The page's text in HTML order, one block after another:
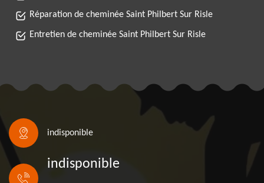
Réparation de cheminée Saint Philbert Sur Risle
Entretien de cheminée Saint Philbert Sur Risle
indisponible
indisponible